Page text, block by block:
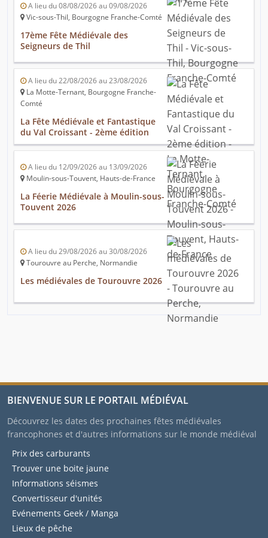
A lieu du 08/08/2026 au 09/08/2026
Vic-sous-Thil, Bourgogne Franche-Comté
17ème Fête Médiévale des
Seigneurs de Thil
A lieu du 22/08/2026 au 23/08/2026
La Motte-Ternant, Bourgogne Franche-
Comté
La Fête Médiévale et Fantastique
du Val Croissant - 2ème édition
A lieu du 12/09/2026 au 13/09/2026
Moulin-sous-Touvent, Hauts-de-France
La Féerie Médiévale à Moulin-sous-
Touvent 2026
A lieu du 29/08/2026 au 30/08/2026
Tourouvre au Perche, Normandie
Les médiévales de Tourouvre 2026
BIENVENUE SUR LE PORTAIL MÉDIÉVAL
Découvrez les dates des prochaines fêtes médiévales
francophones et d'autres informations sur le monde médiéval
Prix des carburants
Trouver une boite jaune
Informations séismes
Convertisseur d'unités
Evénements Geek / Manga
Lieux de pêche